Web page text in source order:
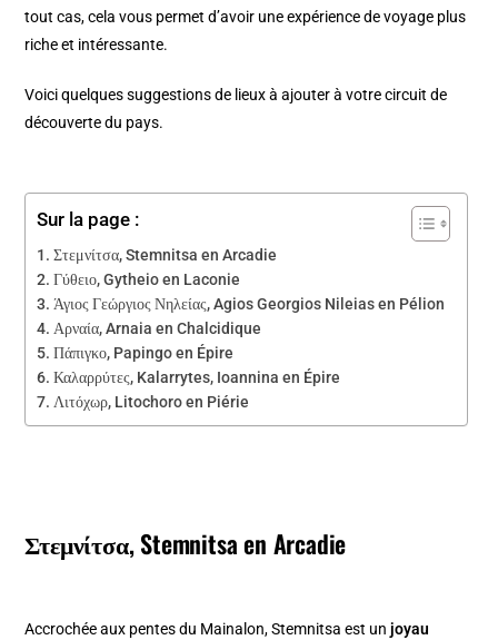
tout cas, cela vous permet d’avoir une expérience de voyage plus
riche et intéressante.
Voici quelques suggestions de lieux à ajouter à votre circuit de
découverte du pays.
Sur la page :
Στεμνίτσα, Stemnitsa en Arcadie
Γύθειο, Gytheio en Laconie
Άγιος Γεώργιος Νηλείας, Agios Georgios Nileias en Pélion
Αρναία, Arnaia en Chalcidique
Πάπιγκο, Papingo en Épire
Καλαρρύτες, Kalarrytes, Ioannina en Épire
Λιτόχωρ, Litochoro en Piérie
Στεμνίτσα, Stemnitsa en Arcadie
Accrochée aux pentes du Mainalon, Stemnitsa est un joyau